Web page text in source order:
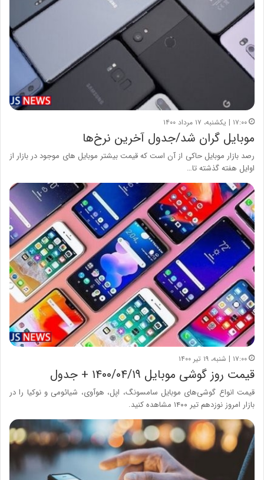
۱۷:۰۰ | یکشنبه، ۱۷ مرداد ۱۴۰۰
موبایل گران شد/جدول آخرین نرخ‌ها
رصد بازار موبایل حاکی از آن است که قیمت بیشتر موبایل های موجود در بازار از
اوایل هفته گذشته تا…
۱۷:۰۰ | شنبه، ۱۹ تیر ۱۴۰۰
قیمت روز گوشی موبایل ۱۴۰۰/۰۴/۱۹ + جدول
قیمت انواع گوشی‌های موبایل سامسونگ، اپل، هوآوی، شیائومی و نوکیا را در
بازار امروز نوزدهم تیر ۱۴۰۰ مشاهده کنید.